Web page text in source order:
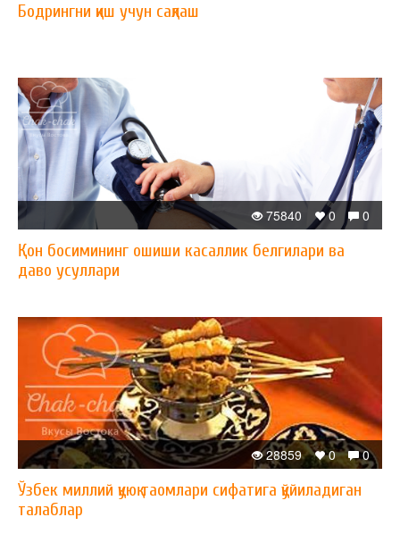
Бодрингни қиш учун сақлаш
0
0
75840
Қон босимининг ошиши касаллик белгилари ва
даво усуллари
0
0
28859
Ўзбек миллий қуюқ таомлари сифатига қўйиладиган
талаблар